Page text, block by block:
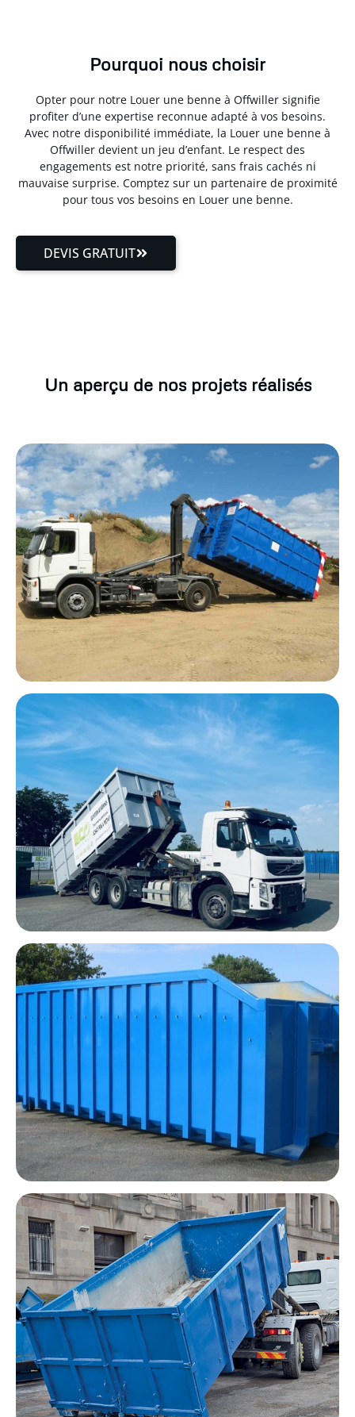
Pourquoi nous choisir
Opter pour notre Louer une benne à Offwiller signifie
profiter d’une expertise reconnue adapté à vos besoins.
Avec notre disponibilité immédiate, la Louer une benne à
Offwiller devient un jeu d’enfant. Le respect des
engagements est notre priorité, sans frais cachés ni
mauvaise surprise. Comptez sur un partenaire de proximité
pour tous vos besoins en Louer une benne.
DEVIS GRATUIT
Un aperçu de nos projets réalisés